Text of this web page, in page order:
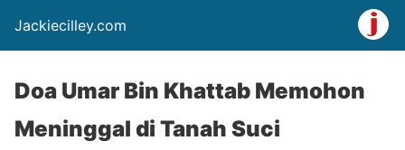
Jackiecilley.com
Doa Umar Bin Khattab Memohon
Meninggal di Tanah Suci